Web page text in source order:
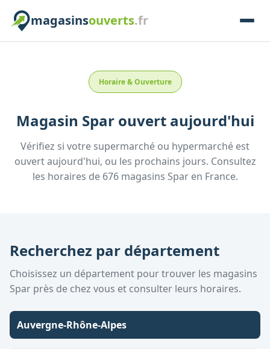
magasinsouverts.fr
Horaire & Ouverture
Magasin Sparouvert aujourd'hui
Vérifiez si votre supermarché ou hypermarché est
ouvert aujourd'hui, ou les prochains jours. Consultez
les horaires de 676magasins Sparen France.
Recherchez par département
Choisissez un département pour trouver les magasins
Spar près de chez vous et consulter leurs horaires.
Auvergne-Rhône-Alpes